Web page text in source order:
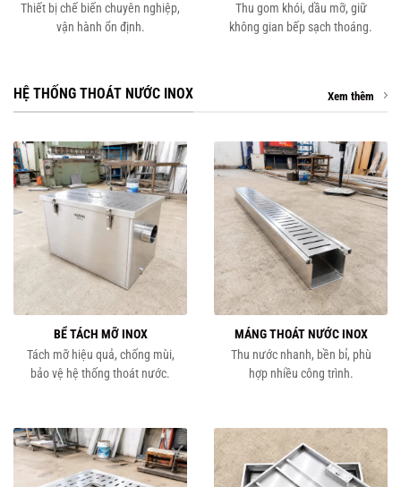
Thiết bị chế biến chuyên nghiệp,
vận hành ổn định.
Thu gom khói, dầu mỡ, giữ
không gian bếp sạch thoáng.
HỆ THỐNG THOÁT NƯỚC INOX Xem thêm
BỂ TÁCH MỠ INOX
Tách mỡ hiệu quả, chống mùi,
bảo vệ hệ thống thoát nước.
MÁNG THOÁT NƯỚC INOX
Thu nước nhanh, bền bỉ, phù
hợp nhiều công trình.